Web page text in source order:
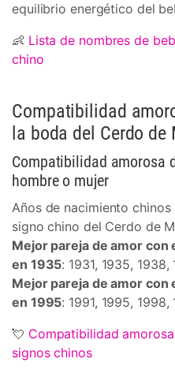
equilibrio energético del
👶 Lista de nombres de
chino
Compatibilidad
la boda del Cerdo de
Compatibilidad amorosa
hombre o mujer
Años de nacimiento
signo chino del Cerdo de
Mejor pareja de amor con
en 1935: 1931, 1935, 1938,
Mejor pareja de amor con
en 1995: 1991, 1995, 1998,
💘 Compatibilidad
signos chinos